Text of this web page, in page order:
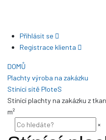
Přihlásit se
Registrace klienta
DOMŮ
Plachty výroba na zakázku
Stínící sítě PloteS
Stínící plachty na zakázku z
m²
×